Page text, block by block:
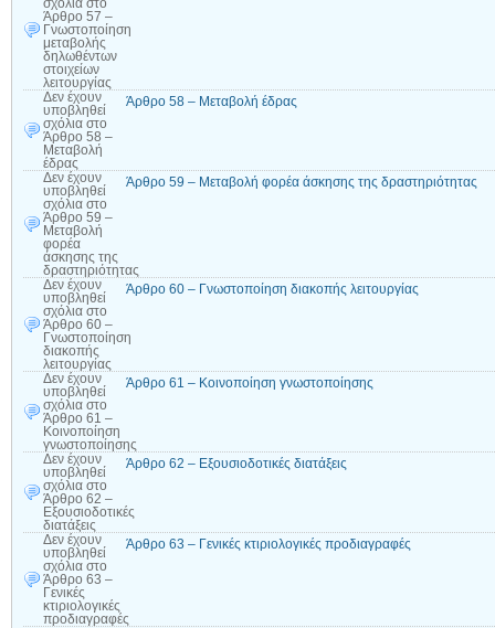
σχόλια στο
Άρθρο 57 –
Γνωστοποίηση
μεταβολής
δηλωθέντων
στοιχείων
λειτουργίας
Δεν έχουν
υποβληθεί
σχόλια στο
Άρθρο 58 –
Μεταβολή
έδρας
Άρθρο 58 – Μεταβολή έδρας
Δεν έχουν
υποβληθεί
σχόλια στο
Άρθρο 59 –
Μεταβολή
φορέα
άσκησης της
δραστηριότητας
Άρθρο 59 – Μεταβολή φορέα άσκησης της δραστηριότητας
Δεν έχουν
υποβληθεί
σχόλια στο
Άρθρο 60 –
Γνωστοποίηση
διακοπής
λειτουργίας
Άρθρο 60 – Γνωστοποίηση διακοπής λειτουργίας
Δεν έχουν
υποβληθεί
σχόλια στο
Άρθρο 61 –
Κοινοποίηση
γνωστοποίησης
Άρθρο 61 – Κοινοποίηση γνωστοποίησης
Δεν έχουν
υποβληθεί
σχόλια στο
Άρθρο 62 –
Εξουσιοδοτικές
διατάξεις
Άρθρο 62 – Εξουσιοδοτικές διατάξεις
Δεν έχουν
υποβληθεί
σχόλια στο
Άρθρο 63 –
Γενικές
κτιριολογικές
προδιαγραφές
Άρθρο 63 – Γενικές κτιριολογικές προδιαγραφές